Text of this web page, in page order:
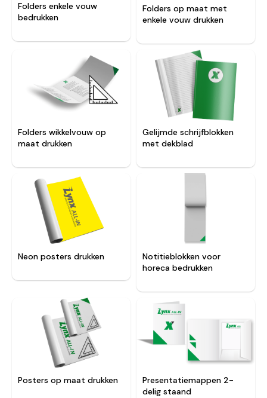
Folders enkele vouw
bedrukken
Folders op maat met
enkele vouw drukken
Folders wikkelvouw op
maat drukken
Gelijmde schrijfblokken
met dekblad
Neon posters drukken
Notitieblokken voor
horeca bedrukken
Posters op maat drukken
Presentatiemappen 2-
delig staand